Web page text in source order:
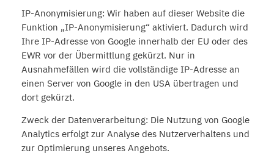
IP-Anonymisierung: Wir haben auf dieser Website die
Funktion „IP-Anonymisierung“ aktiviert. Dadurch wird
Ihre IP-Adresse von Google innerhalb der EU oder des
EWR vor der Übermittlung gekürzt. Nur in
Ausnahmefällen wird die vollständige IP-Adresse an
einen Server von Google in den USA übertragen und
dort gekürzt.
Zweck der Datenverarbeitung: Die Nutzung von Google
Analytics erfolgt zur Analyse des Nutzerverhaltens und
zur Optimierung unseres Angebots.